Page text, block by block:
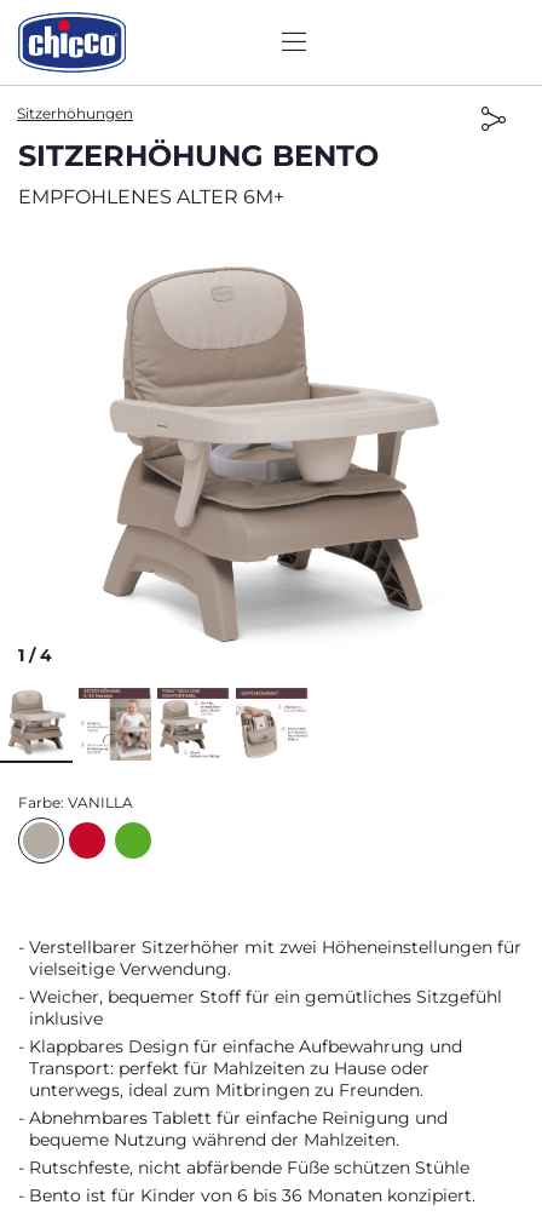
Sitzerhöhungen
SITZERHÖHUNG BENTO
EMPFOHLENES ALTER 6M+
1 /4
Farbe: VANILLA
Verstellbarer Sitzerhöher mit zwei Höheneinstellungen für
vielseitige Verwendung.
Weicher, bequemer Stoff für ein gemütliches Sitzgefühl
inklusive
Klappbares Design für einfache Aufbewahrung und
Transport: perfekt für Mahlzeiten zu Hause oder
unterwegs, ideal zum Mitbringen zu Freunden.
Abnehmbares Tablett für einfache Reinigung und
bequeme Nutzung während der Mahlzeiten.
Rutschfeste, nicht abfärbende Füße schützen Stühle
Bento ist für Kinder von 6 bis 36 Monaten konzipiert.